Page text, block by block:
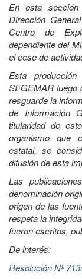
En esta
Dirección
Centro de
dependiente del
el cese de
Esta
SEGEMAR luego
resguarde la
de Información
titularidad de
organismo que
estatal, se
difusión de esta
Las
denominación
origen de las
respeta la
fueron escritos,
De interés:
Resolución Nº